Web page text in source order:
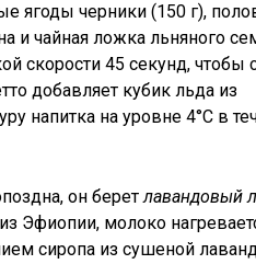
ягоды черники (150 г),
и чайная ложка льняного
скорости 45 секунд, чтобы
добавляет кубик льда из
напитка на уровне 4°C в
он беретлавандовый
Эфиопии, молоко
сиропа из сушеной